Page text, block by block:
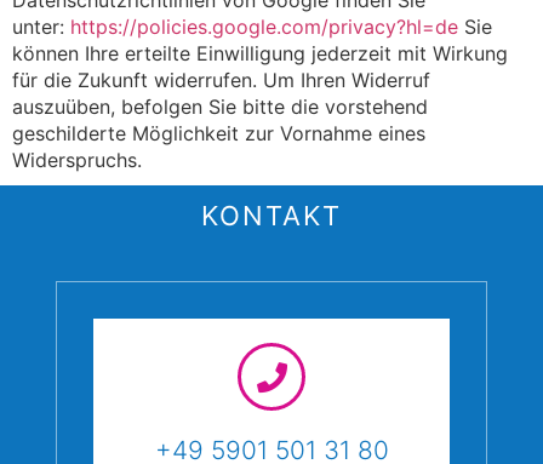
unter: https://policies.google.com/privacy?hl=de Sie
können Ihre erteilte Einwilligung jederzeit mit Wirkung
für die Zukunft widerrufen. Um Ihren Widerruf
auszuüben, befolgen Sie bitte die vorstehend
geschilderte Möglichkeit zur Vornahme eines
Widerspruchs.
KONTAKT
+49 5901 501 31 80